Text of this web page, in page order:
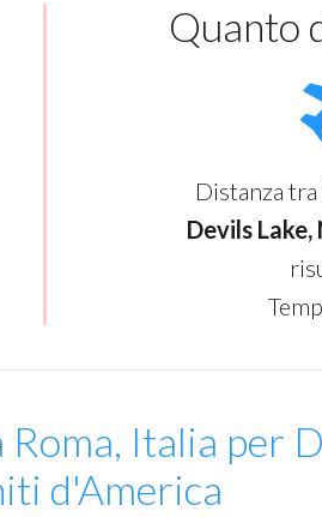
Quanto
Distanza tra
Devils
Italia per
d'America